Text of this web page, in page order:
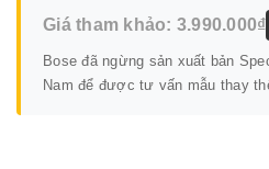
Giá tham khảo: 3.990.000₫
Bose đã ngừng sản xuất bản
Nam để được tư vấn mẫu thay